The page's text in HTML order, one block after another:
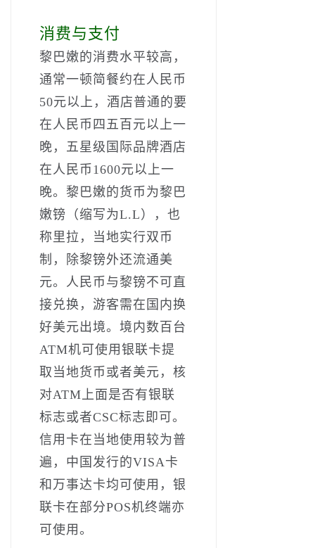
消费与支付
黎巴嫩的消费水平较高，
通常一顿简餐约在人民币
50元以上，酒店普通的要
在人民币四五百元以上一
晚，五星级国际品牌酒店
在人民币1600元以上一
晚。黎巴嫩的货币为黎巴
嫩镑（缩写为L.L），也
称里拉，当地实行双币
制，除黎镑外还流通美
元。人民币与黎镑不可直
接兑换，游客需在国内换
好美元出境。境内数百台
ATM机可使用银联卡提
取当地货币或者美元，核
对ATM上面是否有银联
标志或者CSC标志即可。
信用卡在当地使用较为普
遍，中国发行的VISA卡
和万事达卡均可使用，银
联卡在部分POS机终端亦
可使用。